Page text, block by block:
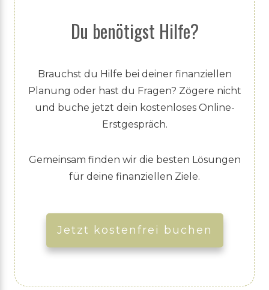
Du benötigst Hilfe?
Brauchst du Hilfe bei deiner finanziellen
Planung oder hast du Fragen? Zögere nicht
und buche jetzt dein kostenloses Online-
Erstgespräch.
Gemeinsam finden wir die besten Lösungen
für deine finanziellen Ziele.
Jetzt kostenfrei buchen